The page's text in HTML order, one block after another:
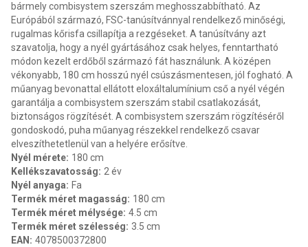
bármely combisystem szerszám meghosszabbítható. Az
Európából származó, FSC-tanúsítvánnyal rendelkező minőségi,
rugalmas kőrisfa csillapítja a rezgéseket. A tanúsítvány azt
szavatolja, hogy a nyél gyártásához csak helyes, fenntartható
módon kezelt erdőből származó fát használunk. A középen
vékonyabb, 180 cm hosszú nyél csúszásmentesen, jól fogható. A
műanyag bevonattal ellátott eloxáltalumínium cső a nyél végén
garantálja a combisystem szerszám stabil csatlakozását,
biztonságos rögzítését. A combisystem szerszám rögzítéséről
gondoskodó, puha műanyag részekkel rendelkező csavar
elveszíthetetlenül van a helyére erősítve.
Nyél mérete: 180 cm
Kellékszavatosság: 2 év
Nyél anyaga: Fa
Termék méret magasság: 180 cm
Termék méret mélysége: 4.5 cm
Termék méret szélesség: 3.5 cm
EAN : 4078500372800